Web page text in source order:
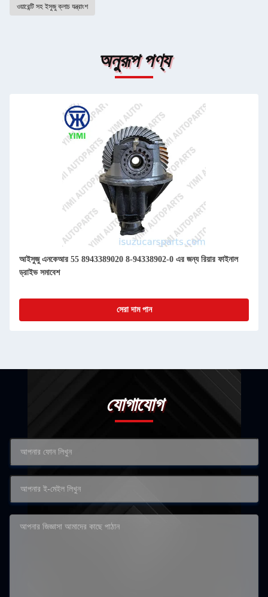
ওয়ারেন্টি সহ ইসুজু ক্লাচ যন্ত্রাংশ
অনুরূপ পণ্য
আইসুজু এনকেআর 55 8943389020 8-94338902-0 এর জন্য রিয়ার ফাইনাল
ড্রাইভ সমাবেশ
সেরা দাম পান
যোগাযোগ